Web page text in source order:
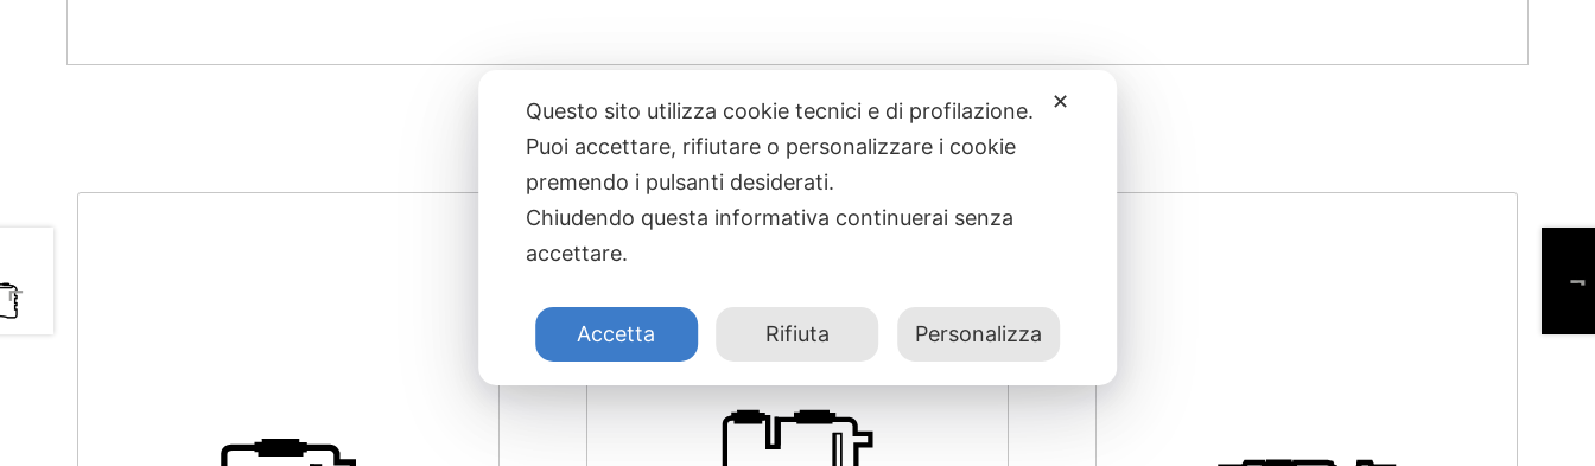
Prodotti correlati
✕
Questo sito utilizza cookie tecnici e di profilazione.
Puoi accettare, rifiutare o personalizzare i cookie
premendo i pulsanti desiderati.
Chiudendo questa informativa continuerai senza
accettare.
Accetta Rifiuta Personalizza